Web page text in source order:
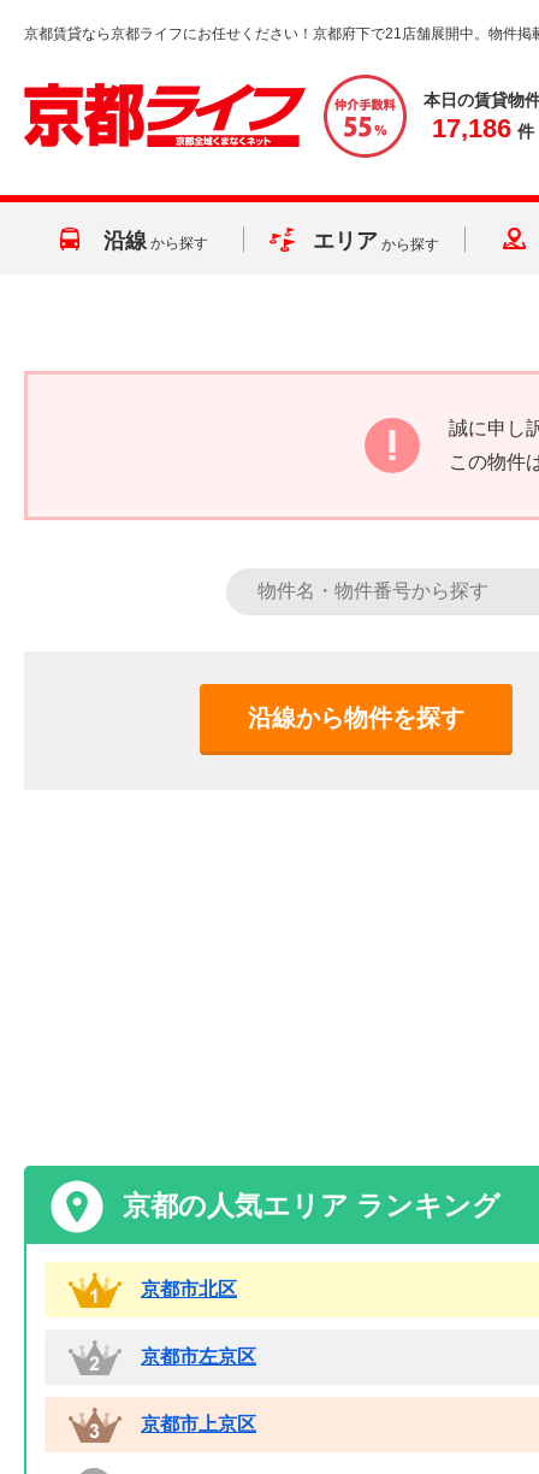
京都賃貸なら京都ライフにお任せください！京都府下で21店舗展開中。物件掲
本日の賃貸物
17,186 件
沿線 から探す エリア から探す
誠に申し
この物件
沿線から物件を探す
京都の人気エリア ランキング
京都市北区
京都市左京区
京都市上京区